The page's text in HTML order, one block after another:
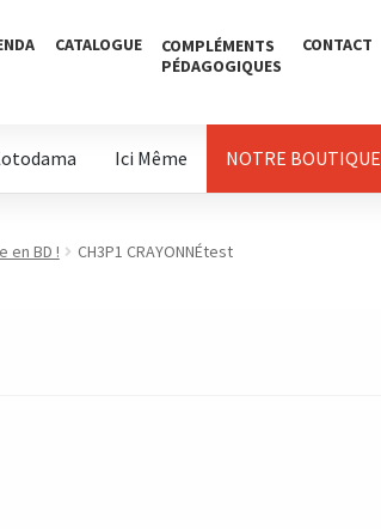
CATALOGUE
COMPLÉMENTS
PÉDAGOGIQUES
CONTACT
Ici Même NOTRE BOUTIQUE
en BD ! CH3P1 CRAYONNÉtest